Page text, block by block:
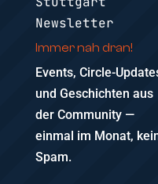
Newsletter
Immer nah dran!
Events, Circle-
und Geschichten aus
der Community —
einmal im Monat,
Spam.